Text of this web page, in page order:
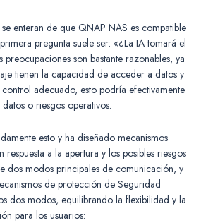
enteran de que QNAP NAS es compatible
pregunta suele ser: «¿La IA tomará el
son bastante razonables, ya
tienen la capacidad de acceder a datos y
adecuado, esto podría efectivamente
o riesgos operativos.
esto y ha diseñado mecanismos
a la apertura y los posibles riesgos
dos modos principales de comunicación, y
de protección de Seguridad
dos modos, equilibrando la flexibilidad y la
para los usuarios: